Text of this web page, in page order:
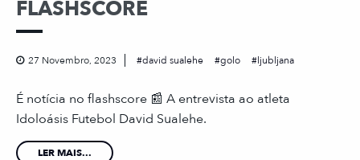
FLASHSCORE
27 Novembro, 2023 david sualehe golo ljubljana
É notícia no flashscore 📰 A entrevista ao atleta
Idoloásis Futebol David Sualehe.
LER MAIS...